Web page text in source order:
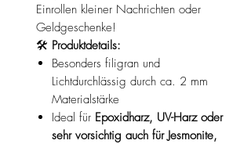
Einrollen kleiner Nachrichten oder
Geldgeschenke!
🛠️ Produktdetails:
Besonders filigran und
Lichtdurchlässig durch ca. 2 mm
Materialstärke
Ideal für Epoxidharz, UV-Harz oder
sehr vorsichtig auch für Jesmonite,